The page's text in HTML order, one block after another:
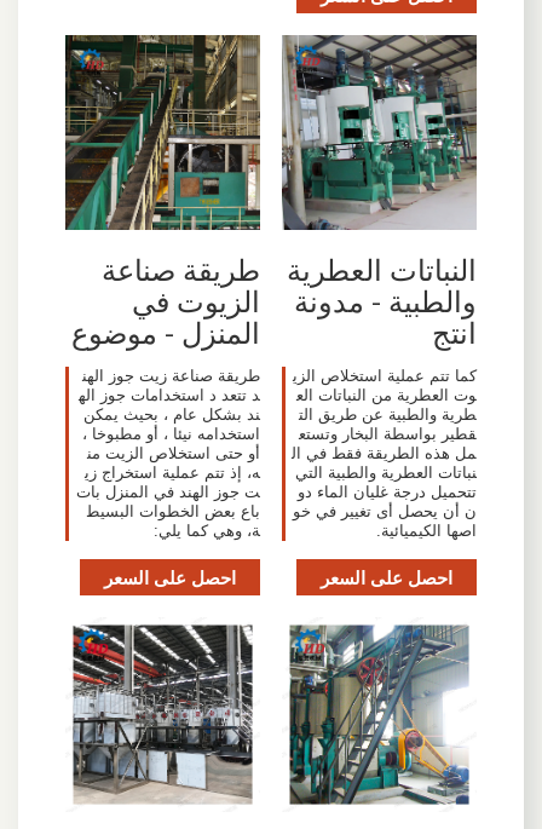
النباتات العطرية
والطبية - مدونة
انتج
كما تتم عملية استخلاص الزي
وت العطرية من النباتات الع
طرية والطبية عن طريق الت
قطير بواسطة البخار وتستع
مل هذه الطريقة فقط في ال
نباتات العطرية والطبية التي
تتحميل درجة غليان الماء دو
ن أن يحصل أى تغيير في خو
اصها الكيميائية.
احصل على السعر
طريقة صناعة
الزيوت في
المنزل - موضوع
طريقة صناعة زيت جوز الهن
د تتعد د استخدامات جوز اله
ند بشكل عام ، بحيث يمكن
استخدامه نيئا ، أو مطبوخا ،
أو حتى استخلاص الزيت من
ه، إذ تتم عملية استخراج زي
ت جوز الهند في المنزل بات
باع بعض الخطوات البسيط
ة، وهي كما يلي:
احصل على السعر